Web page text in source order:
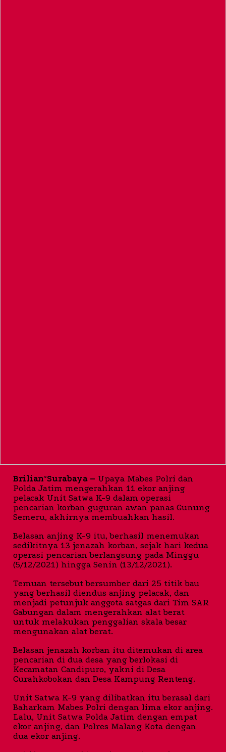
Brilian°Surabaya – Upaya Mabes Polri dan
Polda Jatim mengerahkan 11 ekor anjing
pelacak Unit Satwa K-9 dalam operasi
pencarian korban guguran awan panas Gunung
Semeru, akhirnya membuahkan hasil.
Belasan anjing K-9 itu, berhasil menemukan
sedikitnya 13 jenazah korban, sejak hari kedua
operasi pencarian berlangsung pada Minggu
(5/12/2021) hingga Senin (13/12/2021).
Temuan tersebut bersumber dari 25 titik bau
yang berhasil diendus anjing pelacak, dan
menjadi petunjuk anggota satgas dari Tim SAR
Gabungan dalam mengerahkan alat berat
untuk melakukan penggalian skala besar
mengunakan alat berat.
Belasan jenazah korban itu ditemukan di area
pencarian di dua desa yang berlokasi di
Kecamatan Candipuro, yakni di Desa
Curahkobokan dan Desa Kampung Renteng.
Unit Satwa K-9 yang dilibatkan itu berasal dari
Baharkam Mabes Polri dengan lima ekor anjing.
Lalu, Unit Satwa Polda Jatim dengan empat
ekor anjing, dan Polres Malang Kota dengan
dua ekor anjing.